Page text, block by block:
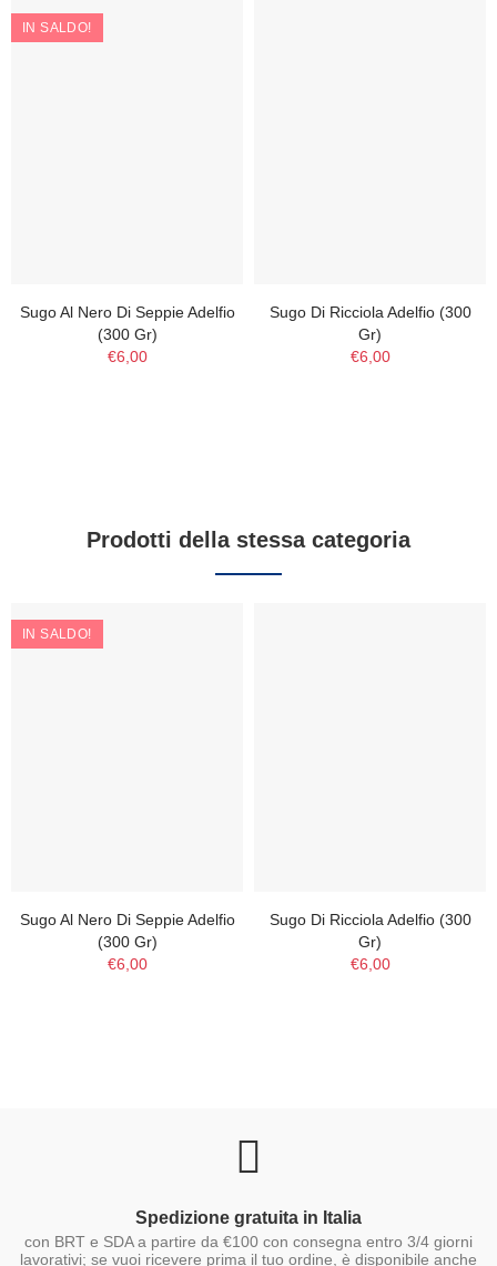
IN SALDO!
Sugo Al Nero Di Seppie Adelfio
(300 Gr)
€6,00
Sugo Di Ricciola Adelfio (300
Gr)
€6,00
Prodotti della stessa categoria
IN SALDO!
Sugo Al Nero Di Seppie Adelfio
(300 Gr)
€6,00
Sugo Di Ricciola Adelfio (300
Gr)
€6,00
Spedizione gratuita in Italia
con BRT e SDA a partire da €100 con consegna entro 3/4 giorni
lavorativi; se vuoi ricevere prima il tuo ordine, è disponibile anche